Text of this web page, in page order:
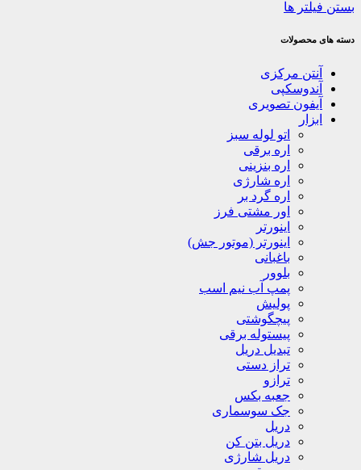
بستن فیلتر ها
دسته های محصولات
آنتن مرکزی
آندوسکپی
آیفون تصویری
ابزار
اتو لوله سبز
اره برقی
اره بنزینی
اره شارژی
اره گرد بر
اور مشتی فرز
اینورتر
اینورتر (موتور جش)
باغبانی
بلوور
پمپ آب نیم اسب
پولیش
پیچگوشتی
پیستوله برقی
تبدیل دریل
تراز دستی
ترازو
جعبه بکس
جک سوسماری
دریل
دریل بتن کن
دریل شارژی